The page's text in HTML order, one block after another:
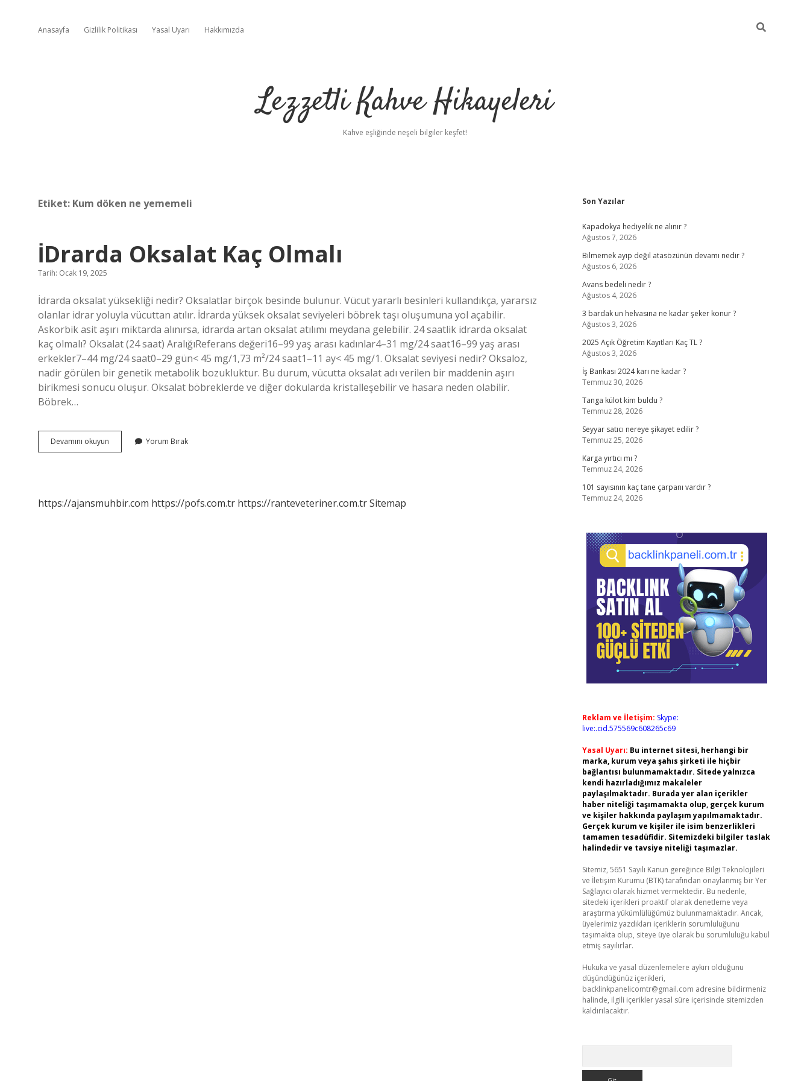
Anasayfa Gizlilik Politikası Yasal Uyarı Hakkımızda
Lezzetli Kahve Hikayeleri
Kahve eşliğinde neşeli bilgiler keşfet!
Etiket: Kum döken ne yememeli
İDrarda Oksalat Kaç Olmalı
Tarih: Ocak 19, 2025
İdrarda oksalat yüksekliği nedir? Oksalatlar birçok besinde bulunur. Vücut yararlı besinleri kullandıkça, yararsız
olanlar idrar yoluyla vücuttan atılır. İdrarda yüksek oksalat seviyeleri böbrek taşı oluşumuna yol açabilir.
Askorbik asit aşırı miktarda alınırsa, idrarda artan oksalat atılımı meydana gelebilir. 24 saatlik idrarda oksalat
kaç olmalı? Oksalat (24 saat) AralığıReferans değeri16–99 yaş arası kadınlar4–31 mg/24 saat16–99 yaş arası
erkekler7–44 mg/24 saat0–29 gün< 45 mg/1,73 m²/24 saat1–11 ay< 45 mg/1. Oksalat seviyesi nedir? Oksaloz,
nadir görülen bir genetik metabolik bozukluktur. Bu durum, vücutta oksalat adı verilen bir maddenin aşırı
birikmesi sonucu oluşur. Oksalat böbreklerde ve diğer dokularda kristalleşebilir ve hasara neden olabilir.
Böbrek…
Devamını okuyun
Oksalat
Yorum Bırak
https://ajansmuhbir.com https://pofs.com.tr https://ranteveteriner.com.trSitemap
Sidebar
Son Yazılar
Kapadokya hediyelik ne alınır ?
Ağustos 7, 2026
Bilmemek ayıp değil atasözünün devamı nedir ?
Ağustos 6, 2026
Avans bedeli nedir ?
Ağustos 4, 2026
3 bardak un helvasına ne kadar şeker konur ?
Ağustos 3, 2026
2025 Açık Öğretim Kayıtları Kaç TL ?
Ağustos 3, 2026
İş Bankası 2024 karı ne kadar ?
Temmuz 30, 2026
Tanga külot kim buldu ?
Temmuz 28, 2026
Seyyar satıcı nereye şikayet edilir ?
Temmuz 25, 2026
Karga yırtıcı mı ?
Temmuz 24, 2026
101 sayısının kaç tane çarpanı vardır ?
Temmuz 24, 2026
Reklam ve İletişim: Skype:
live:.cid.575569c608265c69
Yasal Uyarı: Bu internet sitesi, herhangi bir
marka, kurum veya şahıs şirketi ile hiçbir
bağlantısı bulunmamaktadır. Sitede yalnızca
kendi hazırladığımız makaleler
paylaşılmaktadır. Burada yer alan içerikler
haber niteliği taşımamakta olup, gerçek kurum
ve kişiler hakkında paylaşım yapılmamaktadır.
Gerçek kurum ve kişiler ile isim benzerlikleri
tamamen tesadüfidir. Sitemizdeki bilgiler taslak
halindedir ve tavsiye niteliği taşımazlar.
Sitemiz, 5651 Sayılı Kanun gereğince Bilgi Teknolojileri
ve İletişim Kurumu (BTK) tarafından onaylanmış bir Yer
Sağlayıcı olarak hizmet vermektedir. Bu nedenle,
sitedeki içerikleri proaktif olarak denetleme veya
araştırma yükümlülüğümüz bulunmamaktadır. Ancak,
üyelerimiz yazdıkları içeriklerin sorumluluğunu
taşımakta olup, siteye üye olarak bu sorumluluğu kabul
etmiş sayılırlar.
Hukuka ve yasal düzenlemelere aykırı olduğunu
düşündüğünüz içerikleri,
backlinkpanelicomtr@gmail.com adresine bildirmeniz
halinde, ilgili içerikler yasal süre içerisinde sitemizden
kaldırılacaktır.